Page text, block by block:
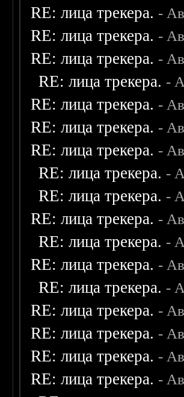
RE: лица трекера. -
RE: лица трекера. -
RE: лица трекера. -
RE: лица трекера. -
RE: лица трекера. -
RE: лица трекера. -
RE: лица трекера. -
RE: лица трекера. -
RE: лица трекера. -
RE: лица трекера. -
RE: лица трекера. -
RE: лица трекера. -
RE: лица трекера. -
RE: лица трекера. -
RE: лица трекера. -
RE: лица трекера. -
RE: лица трекера. -